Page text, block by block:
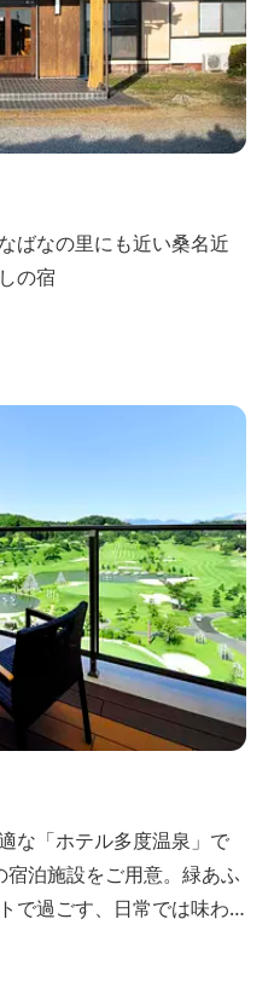
ばなの里にも近い桑名近
の宿
な「ホテル多度温泉」で
泊施設をご用意。緑あふ
で過ごす、日常では味わ
イをお楽しみ下さい。